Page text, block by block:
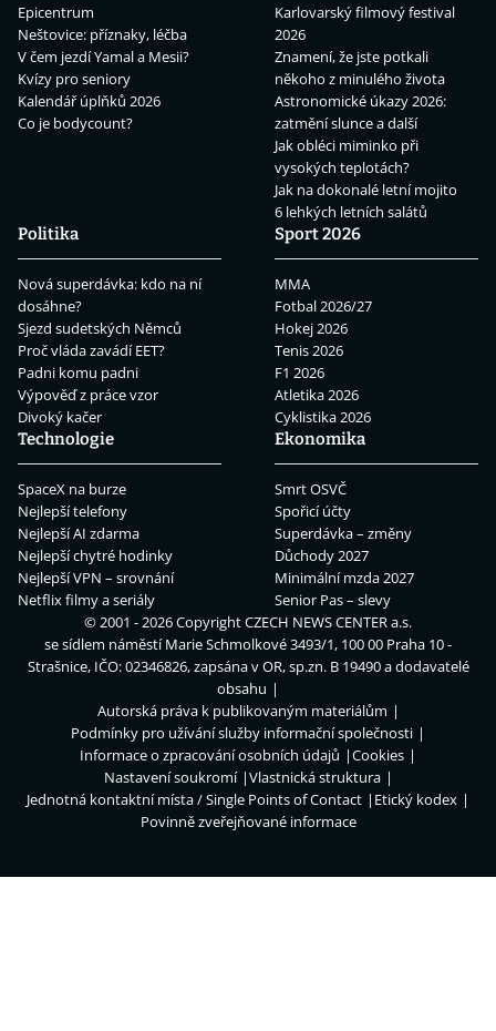
Epicentrum
Neštovice: příznaky, léčba
V čem jezdí Yamal a Mesii?
Kvízy pro seniory
Kalendář úplňků 2026
Co je bodycount?
Karlovarský filmový festival
2026
Znamení, že jste potkali
někoho z minulého života
Astronomické úkazy 2026:
zatmění slunce a další
Jak obléci miminko při
vysokých teplotách?
Jak na dokonalé letní mojito
6 lehkých letních salátů
Politika
Nová superdávka: kdo na ní
dosáhne?
Sjezd sudetských Němců
Proč vláda zavádí EET?
Padni komu padni
Výpověď z práce vzor
Divoký kačer
Sport 2026
MMA
Fotbal 2026/27
Hokej 2026
Tenis 2026
F1 2026
Atletika 2026
Cyklistika 2026
Technologie
SpaceX na burze
Nejlepší telefony
Nejlepší AI zdarma
Nejlepší chytré hodinky
Nejlepší VPN – srovnání
Netflix filmy a seriály
Ekonomika
Smrt OSVČ
Spořicí účty
Superdávka – změny
Důchody 2027
Minimální mzda 2027
Senior Pas – slevy
© 2001 - 2026 CopyrightCZECH NEWS CENTER a.s.
se sídlem náměstí Marie Schmolkové 3493/1, 100 00 Praha 10 -
Strašnice, IČO: 02346826, zapsána v OR, sp.zn. B 19490 a dodavatelé
obsahu
Autorská práva k publikovaným materiálům
Podmínky pro užívání služby informační společnosti
Informace o zpracování osobních údajů
Cookies
Nastavení soukromí
Vlastnická struktura
Jednotná kontaktní místa / Single Points of Contact
Etický kodex
Povinně zveřejňované informace